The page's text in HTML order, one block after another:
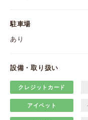
駐車場
あり
設備・取り扱い
クレジットカード
アイペット